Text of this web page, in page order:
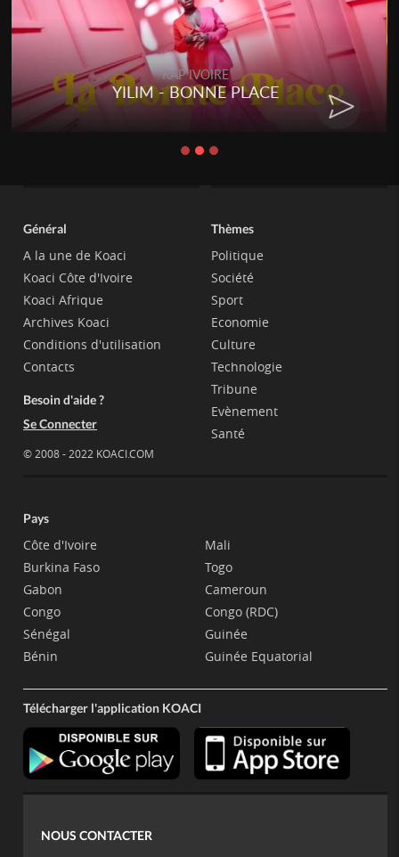
RAP IVOIRE
YILIM - BONNE PLACE
Général
A la une de Koaci
Koaci Côte d'Ivoire
Koaci Afrique
Archives Koaci
Conditions d'utilisation
Contacts
Besoin d'aide ?
Se Connecter
© 2008 - 2022 KOACI.COM
Thèmes
Politique
Société
Sport
Economie
Culture
Technologie
Tribune
Evènement
Santé
Pays
Côte d'Ivoire
Burkina Faso
Gabon
Congo
Sénégal
Bénin
Mali
Togo
Cameroun
Congo (RDC)
Guinée
Guinée Equatorial
Télécharger l'application KOACI
NOUS CONTACTER